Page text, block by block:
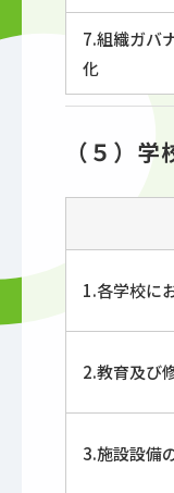
7.組織ガバ
化
（５）学
1.各学校に
2.教育及び
3.施設設備